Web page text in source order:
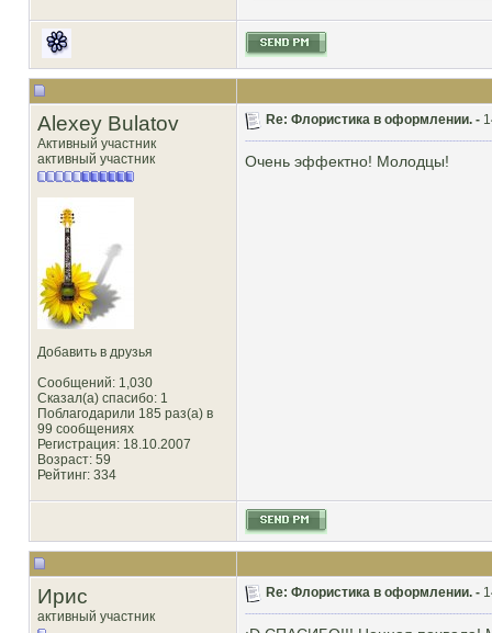
Alexey Bulatov
Активный участник
активный участник
Добавить в друзья
Сообщений: 1,030
Сказал(а) спасибо: 1
Поблагодарили 185 раз(а) в
99 сообщениях
Регистрация: 18.10.2007
Возраст: 59
Рейтинг: 334
Re: Флористика в оформлении. -
Очень эффектно! Молодцы!
Ирис
активный участник
Re: Флористика в оформлении. -